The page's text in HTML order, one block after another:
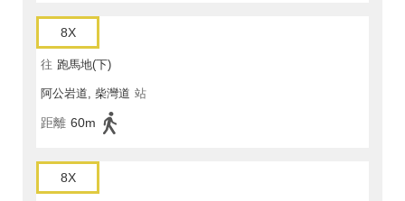
8X
往 跑馬地(下)
阿公岩道, 柴灣道 站
距離 60m
8X